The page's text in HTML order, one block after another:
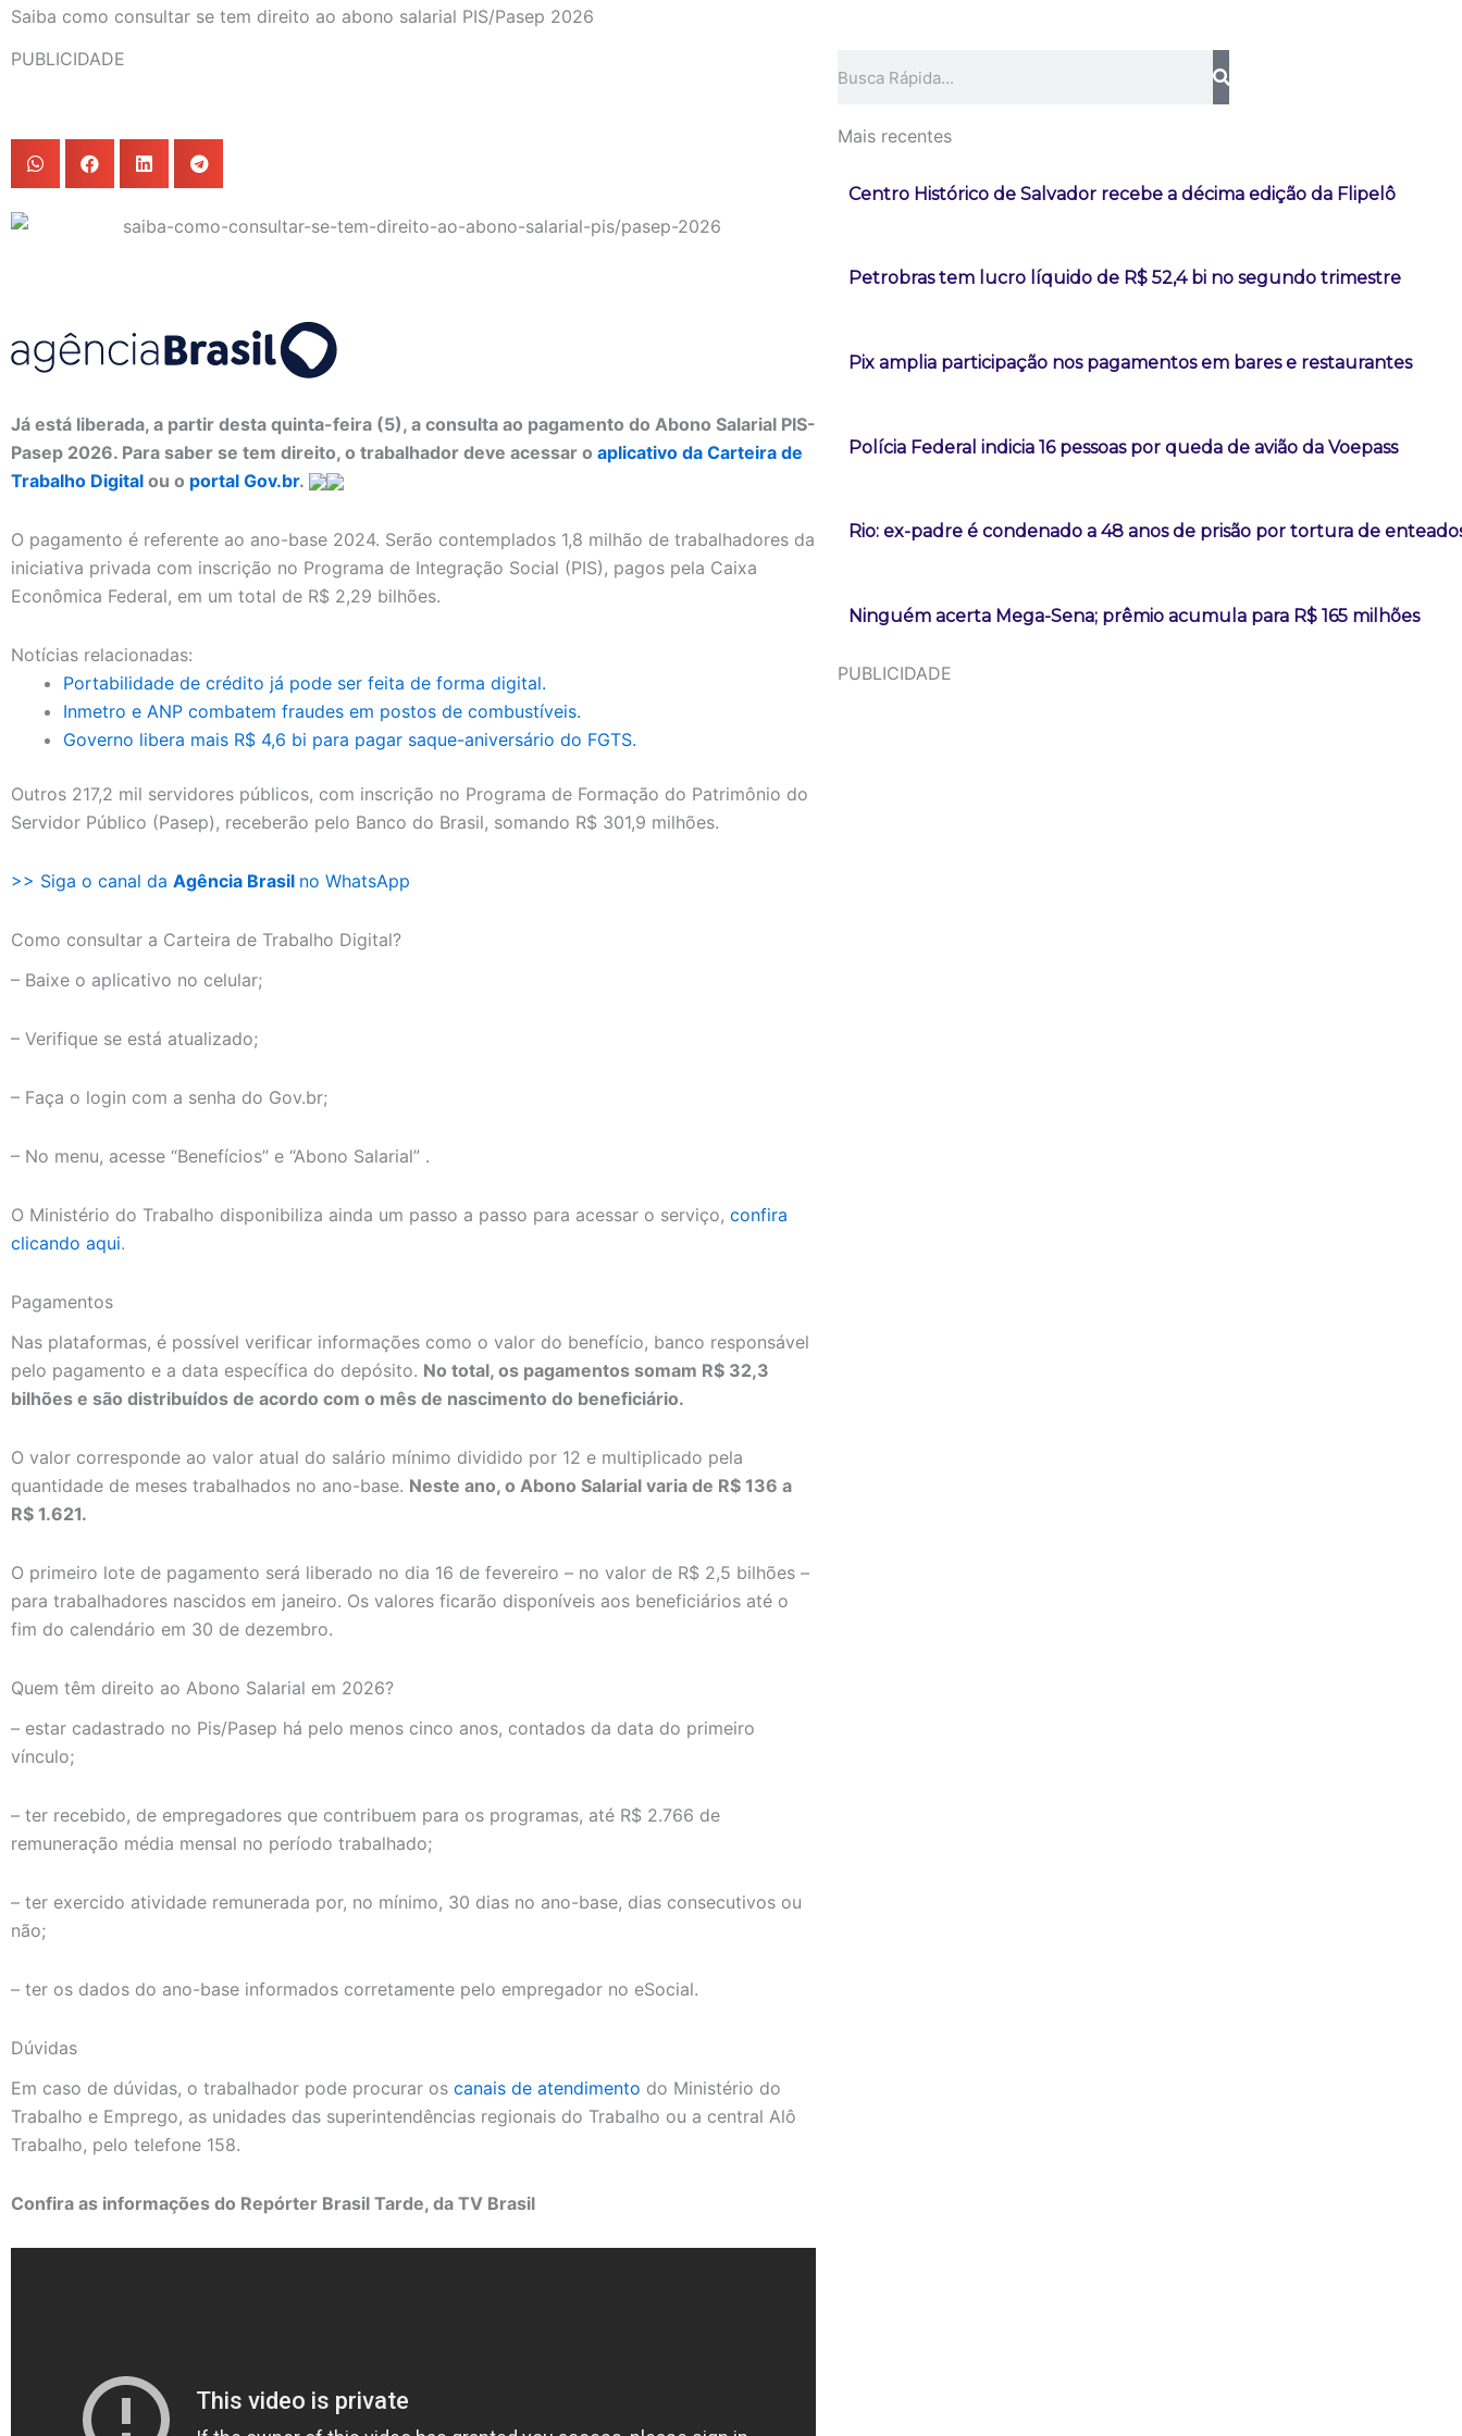
Saiba como consultar se tem direito ao abono salarial PIS/Pasep 2026
PUBLICIDADE
Já está liberada, a partir desta quinta-feira (5), a consulta ao pagamento do Abono Salarial PIS-
Pasep 2026. Para saber se tem direito, o trabalhador deve acessar o aplicativo da Carteira de
Trabalho Digital ou o portal Gov.br.
O pagamento é referente ao ano-base 2024. Serão contemplados 1,8 milhão de trabalhadores da
iniciativa privada com inscrição no Programa de Integração Social (PIS), pagos pela Caixa
Econômica Federal, em um total de R$ 2,29 bilhões.
Notícias relacionadas:
Portabilidade de crédito já pode ser feita de forma digital.
Inmetro e ANP combatem fraudes em postos de combustíveis.
Governo libera mais R$ 4,6 bi para pagar saque-aniversário do FGTS.
Outros 217,2 mil servidores públicos, com inscrição no Programa de Formação do Patrimônio do
Servidor Público (Pasep), receberão pelo Banco do Brasil, somando R$ 301,9 milhões.
>> Siga o canal da Agência Brasil no WhatsApp
Como consultar a Carteira de Trabalho Digital?
– Baixe o aplicativo no celular;
– Verifique se está atualizado;
– Faça o login com a senha do Gov.br;
– No menu, acesse “Benefícios” e “Abono Salarial” .
O Ministério do Trabalho disponibiliza ainda um passo a passo para acessar o serviço, confira
clicando aqui.
Pagamentos
Nas plataformas, é possível verificar informações como o valor do benefício, banco responsável
pelo pagamento e a data específica do depósito. No total, os pagamentos somam R$ 32,3
bilhões e são distribuídos de acordo com o mês de nascimento do beneficiário.
O valor corresponde ao valor atual do salário mínimo dividido por 12 e multiplicado pela
quantidade de meses trabalhados no ano-base. Neste ano, o Abono Salarial varia de R$ 136 a
R$ 1.621.
O primeiro lote de pagamento será liberado no dia 16 de fevereiro – no valor de R$ 2,5 bilhões –
para trabalhadores nascidos em janeiro. Os valores ficarão disponíveis aos beneficiários até o
fim do calendário em 30 de dezembro.
Quem têm direito ao Abono Salarial em 2026?
– estar cadastrado no Pis/Pasep há pelo menos cinco anos, contados da data do primeiro
vínculo;
– ter recebido, de empregadores que contribuem para os programas, até R$ 2.766 de
remuneração média mensal no período trabalhado;
– ter exercido atividade remunerada por, no mínimo, 30 dias no ano-base, dias consecutivos ou
não;
– ter os dados do ano-base informados corretamente pelo empregador no eSocial.
Dúvidas
Em caso de dúvidas, o trabalhador pode procurar os canais de atendimento do Ministério do
Trabalho e Emprego, as unidades das superintendências regionais do Trabalho ou a central Alô
Trabalho, pelo telefone 158.
Confira as informações do Repórter Brasil Tarde, da TV Brasil
Mais recentes
Centro Histórico de Salvador recebe a décima edição da Flipelô
Petrobras tem lucro líquido de R$ 52,4 bi no segundo trimestre
Pix amplia participação nos pagamentos em bares e restaurantes
Polícia Federal indicia 16 pessoas por queda de avião da Voepass
Rio: ex-padre é condenado a 48 anos de prisão por tortura de
Ninguém acerta Mega-Sena; prêmio acumula para R$ 165 milhões
PUBLICIDADE